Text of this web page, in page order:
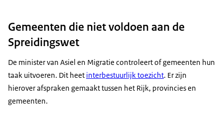
Gemeenten die niet voldoen aan de
Spreidingswet
De minister van Asiel en Migratie controleert of gemeenten hun
taak uitvoeren. Dit heet interbestuurlijk toezicht. Er zijn
hierover afspraken gemaakt tussen het Rijk, provincies en
gemeenten.